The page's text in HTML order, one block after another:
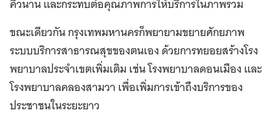
คิวนาน และกระทบต่อคุณภาพการให้บริการในภาพรวม
ขณะเดียวกัน กรุงเทพมหานครก็พยายามขยายศักยภาพ
ระบบบริการสาธารณสุขของตนเอง ด้วยการทยอยสร้างโรง
พยาบาลประจำเขตเพิ่มเติม เช่น โรงพยาบาลดอนเมือง และ
โรงพยาบาลคลองสามวา เพื่อเพิ่มการเข้าถึงบริการของ
ประชาชนในระยะยาว